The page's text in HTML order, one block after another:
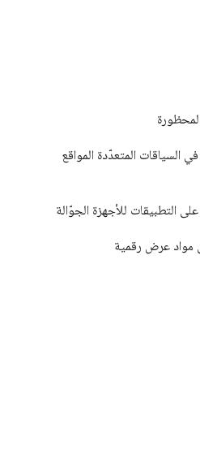
السياقات المتعدّدة المواقع
التطبيقات للأجهزة الجوّالة